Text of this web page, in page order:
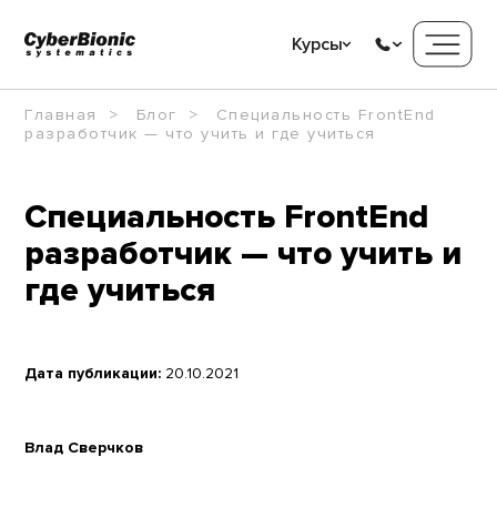
Курсы
Главная Блог
Специальность FrontEnd
разработчик — что учить и где учиться
Специальность FrontEnd
разработчик — что учить и
где учиться
Дата публикации: 20.10.2021
Влад Сверчков